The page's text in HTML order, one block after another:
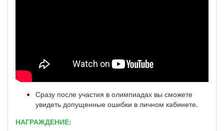
Сразу после участия в олимпиадах вы сможете
увидеть допущенные ошибки в личном кабинете.
НАГРАЖДЕНИЕ: